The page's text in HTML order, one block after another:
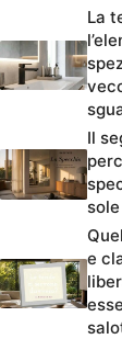
La
Il
e